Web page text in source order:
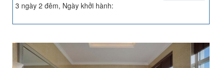
3 ngày 2 đêm, Ngày khởi hành: